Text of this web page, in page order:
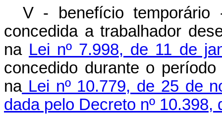
V - benefício temporário
concedida a trabalhador
na Lei nº 7.998, de 11 de
concedido durante o
naLei nº 10.779, de 25 de
dada pelo Decreto nº 10.398,